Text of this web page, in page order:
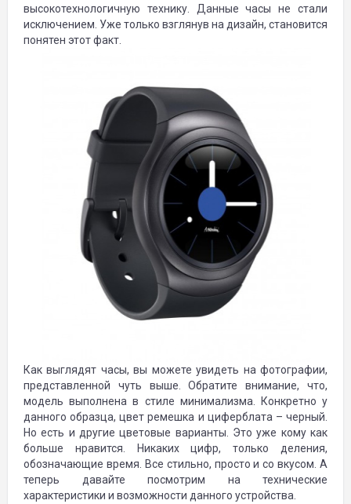
высокотехнологичную технику. Данные часы не стали
исключением. Уже только взглянув на дизайн, становится
понятен этот факт.
Как выглядят часы, вы можете увидеть на фотографии,
представленной чуть выше. Обратите внимание, что,
модель выполнена в стиле минимализма. Конкретно у
данного образца, цвет ремешка и циферблата – черный.
Но есть и другие цветовые варианты. Это уже кому как
больше нравится. Никаких цифр, только деления,
обозначающие время. Все стильно, просто и со вкусом. А
теперь давайте посмотрим на технические
характеристики и возможности данного устройства.